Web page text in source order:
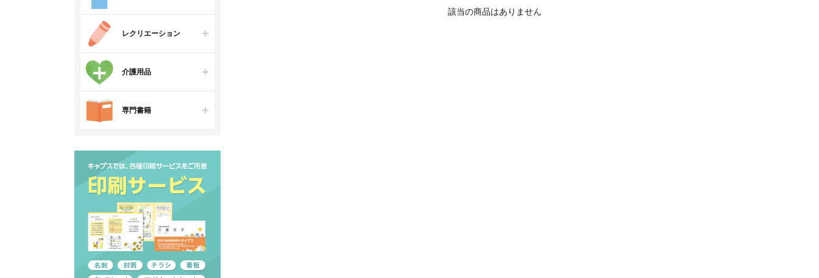
レクリエーション
介護用品
専門書籍
該当の商品はありません